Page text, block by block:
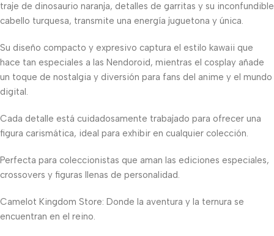
traje de dinosaurio naranja, detalles de garritas y su inconfundible
cabello turquesa, transmite una energía juguetona y única.
Su diseño compacto y expresivo captura el estilo kawaii que
hace tan especiales a las Nendoroid, mientras el cosplay añade
un toque de nostalgia y diversión para fans del anime y el mundo
digital.
Cada detalle está cuidadosamente trabajado para ofrecer una
figura carismática, ideal para exhibir en cualquier colección.
Perfecta para coleccionistas que aman las ediciones especiales,
crossovers y figuras llenas de personalidad.
Camelot Kingdom Store: Donde la aventura y la ternura se
encuentran en el reino.